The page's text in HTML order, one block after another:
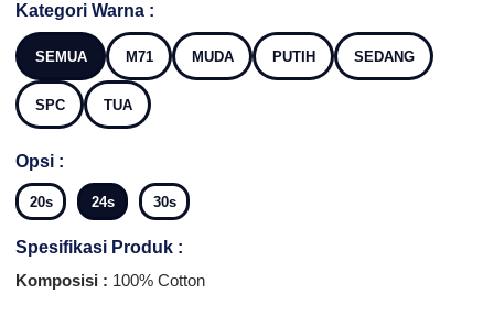
Kategori Warna :
SEMUA M71 MUDA PUTIH SEDANG
SPC TUA
Opsi :
20s 24s 30s
Spesifikasi Produk :
Komposisi : 100% Cotton